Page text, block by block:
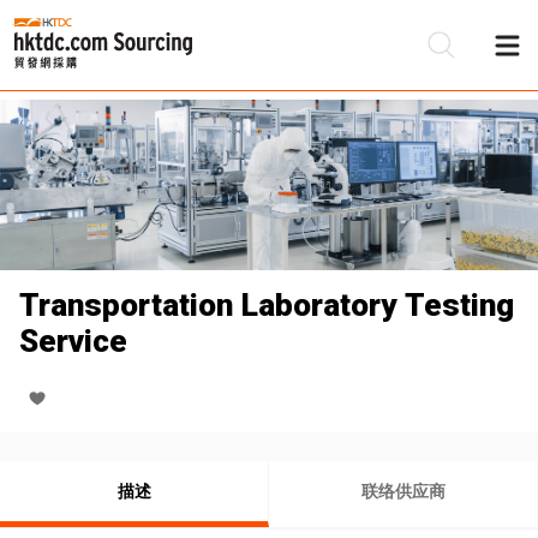
Transportation Laboratory Testing
Service
描述 联络供应商